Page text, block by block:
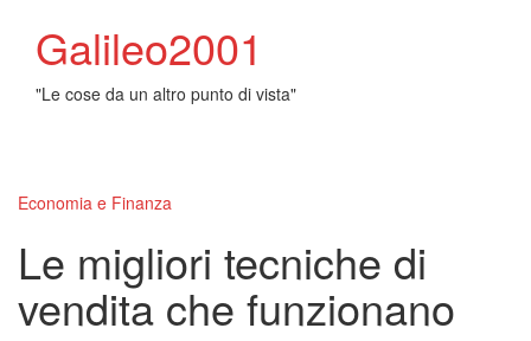
Galileo2001
"Le cose da un altro punto di vista"
Economia e Finanza
Le migliori tecniche di
vendita che funzionano